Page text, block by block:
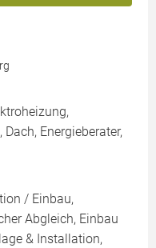
Energieberater,
/ Einbau,
Abgleich, Einbau
& Installation,